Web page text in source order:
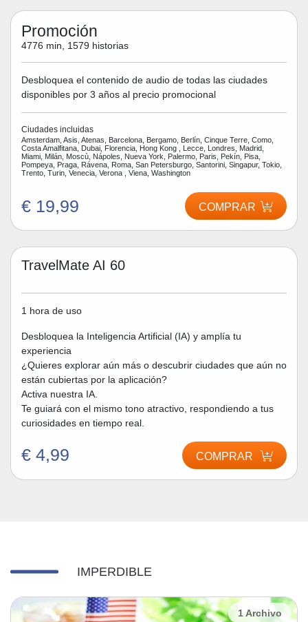
Promoción
4776 min, 1579 historias
Desbloquea el contenido de audio de todas las ciudades
disponibles por 3 años al precio promocional
Ciudades incluidas
Amsterdam, Asis, Atenas, Barcelona, Bergamo, Berlín, Cinque Terre, Como,
Costa Amalfitana, Dubai, Florencia, Hong Kong , Lecce, Londres, Madrid,
Miami, Milán, Moscù, Nápoles, Nueva York, Palermo, Paris, Pekín, Pisa,
Pompeya, Praga, Rávena, Roma, San Petersburgo, Santorini, Singapur, Tokio,
Trento, Turin, Venecia, Verona , Viena, Washington
€ 19,99 COMPRAR
TravelMate AI 60
1 hora de uso
Desbloquea la Inteligencia Artificial (IA) y amplía tu
experiencia
¿Quieres explorar aún más o descubrir ciudades que aún no
están cubiertas por la aplicación?
Activa nuestra IA.
Te guiará con el mismo tono atractivo, respondiendo a tus
curiosidades en tiempo real.
€ 4,99 COMPRAR
IMPERDIBLE
1 Archivo